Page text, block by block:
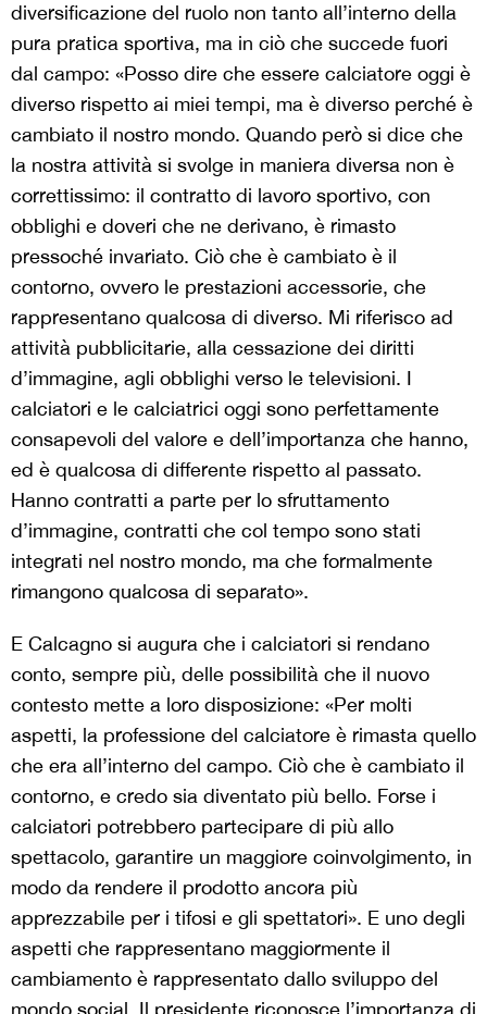
diversificazione del ruolo non tanto all’interno della
pura pratica sportiva, ma in ciò che succede fuori
dal campo: «Posso dire che essere calciatore oggi è
diverso rispetto ai miei tempi, ma è diverso perché è
cambiato il nostro mondo. Quando però si dice che
la nostra attività si svolge in maniera diversa non è
correttissimo: il contratto di lavoro sportivo, con
obblighi e doveri che ne derivano, è rimasto
pressoché invariato. Ciò che è cambiato è il
contorno, ovvero le prestazioni accessorie, che
rappresentano qualcosa di diverso. Mi riferisco ad
attività pubblicitarie, alla cessazione dei diritti
d’immagine, agli obblighi verso le televisioni. I
calciatori e le calciatrici oggi sono perfettamente
consapevoli del valore e dell’importanza che hanno,
ed è qualcosa di differente rispetto al passato.
Hanno contratti a parte per lo sfruttamento
d’immagine, contratti che col tempo sono stati
integrati nel nostro mondo, ma che formalmente
rimangono qualcosa di separato».
E Calcagno si augura che i calciatori si rendano
conto, sempre più, delle possibilità che il nuovo
contesto mette a loro disposizione: «Per molti
aspetti, la professione del calciatore è rimasta quello
che era all’interno del campo. Ciò che è cambiato il
contorno, e credo sia diventato più bello. Forse i
calciatori potrebbero partecipare di più allo
spettacolo, garantire un maggiore coinvolgimento, in
modo da rendere il prodotto ancora più
apprezzabile per i tifosi e gli spettatori». E uno degli
aspetti che rappresentano maggiormente il
cambiamento è rappresentato dallo sviluppo del